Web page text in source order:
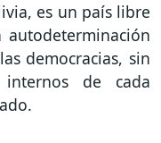
es un país libre
democracias, sin
de cada